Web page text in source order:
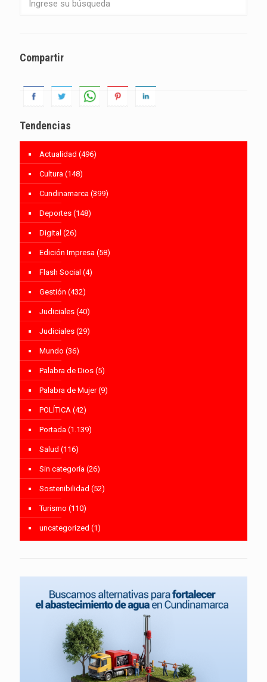
Compartir
Tendencias
Actualidad (496)
Cultura (148)
Cundinamarca (399)
Deportes (148)
Digital (26)
Edición Impresa (58)
Flash Social (4)
Gestión (432)
Judiciales (40)
Judiciales (29)
Mundo (36)
Palabra de Dios (5)
Palabra de Mujer(9)
POLÍTICA (42)
Portada (1.139)
Salud (116)
Sin categoría (26)
Sostenibilidad (52)
Turismo (110)
uncategorized (1)